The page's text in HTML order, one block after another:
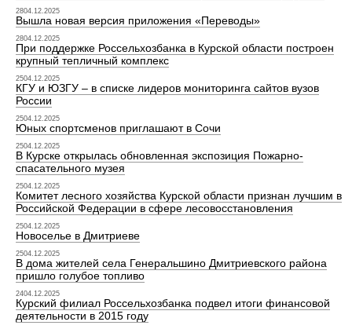
2804.12.2025
Вышла новая версия приложения «Переводы»
2804.12.2025
При поддержке Россельхозбанка в Курской области построен
крупный тепличный комплекс
2504.12.2025
КГУ и ЮЗГУ – в списке лидеров мониторинга сайтов вузов
России
2504.12.2025
Юных спортсменов приглашают в Сочи
2504.12.2025
В Курске открылась обновленная экспозиция Пожарно-
спасательного музея
2504.12.2025
Комитет лесного хозяйства Курской области признан лучшим в
Российской Федерации в сфере лесовосстановления
2504.12.2025
Новоселье в Дмитриеве
2504.12.2025
В дома жителей села Генеральшино Дмитриевского района
пришло голубое топливо
2404.12.2025
Курский филиал Россельхозбанка подвел итоги финансовой
деятельности в 2015 году